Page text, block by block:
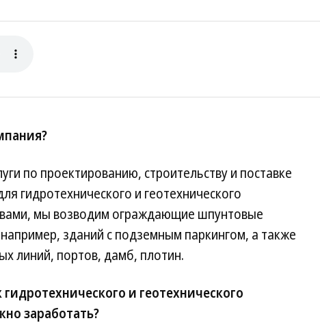
по проектированию, строительству и поставке
гидротехнического и геотехнического
мы возводим ограждающие шпунтовые
зданий с подземным паркингом, а также
линий, портов, дамб, плотин.
и геотехнического
заработать?